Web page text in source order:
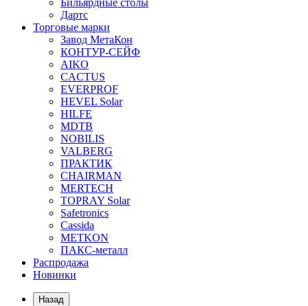
Бильярдные столы
Дартс
Торговые марки
Завод МетаКон
КОНТУР-СЕЙФ
AIKO
CACTUS
EVERPROF
HEVEL Solar
HILFE
MDTB
NOBILIS
VALBERG
ПРАКТИК
CHAIRMAN
MERTECH
TOPRAY Solar
Safetronics
Cassida
METKON
ПАКС-металл
Распродажа
Новинки
Назад